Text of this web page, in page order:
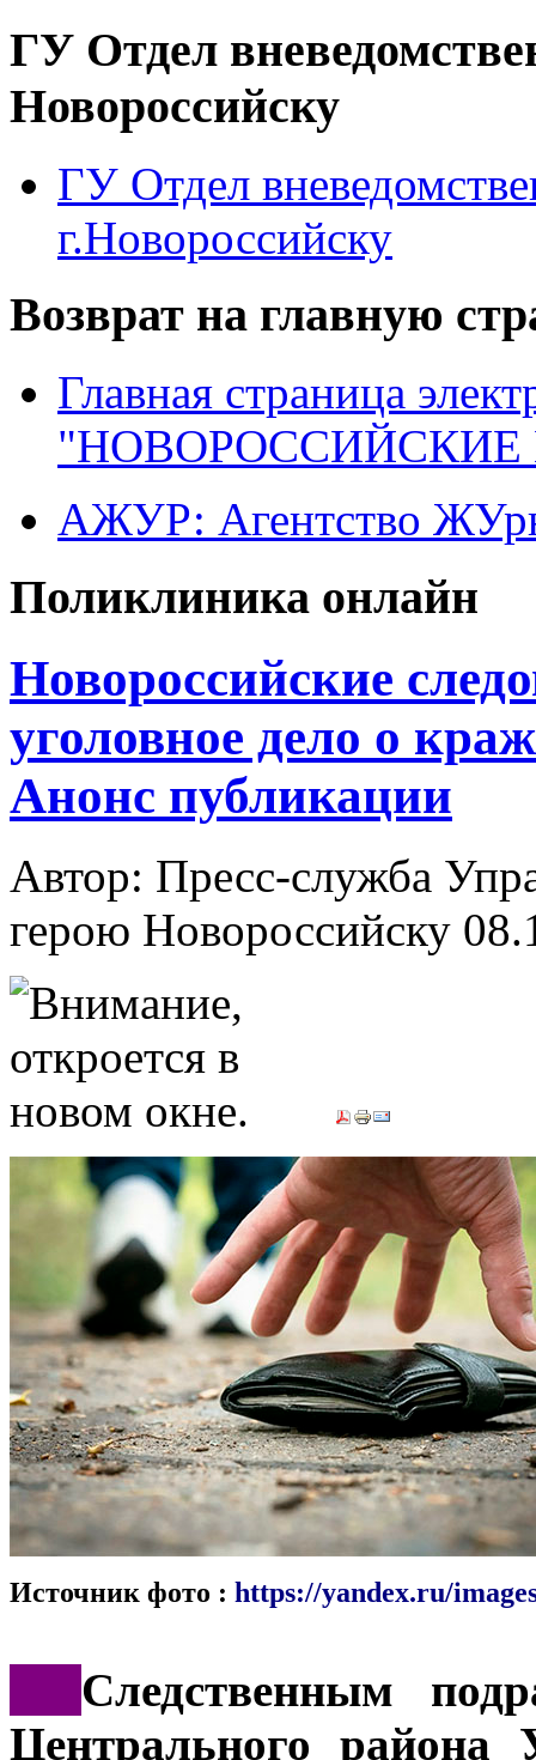
ГУ Отдел
Новороссийску
ГУ Отдел
г.Новороссийску
Возврат на главную
Главная страница
"НОВОРОССИЙСКИЕ
АЖУР: Агентство
Поликлиника онлайн
Новороссийские
уголовное дело о
Анонс публикации
Автор: Пресс-служба
герою Новороссийску
Источник фото : https://yandex.ru/
Следственным
Центрального